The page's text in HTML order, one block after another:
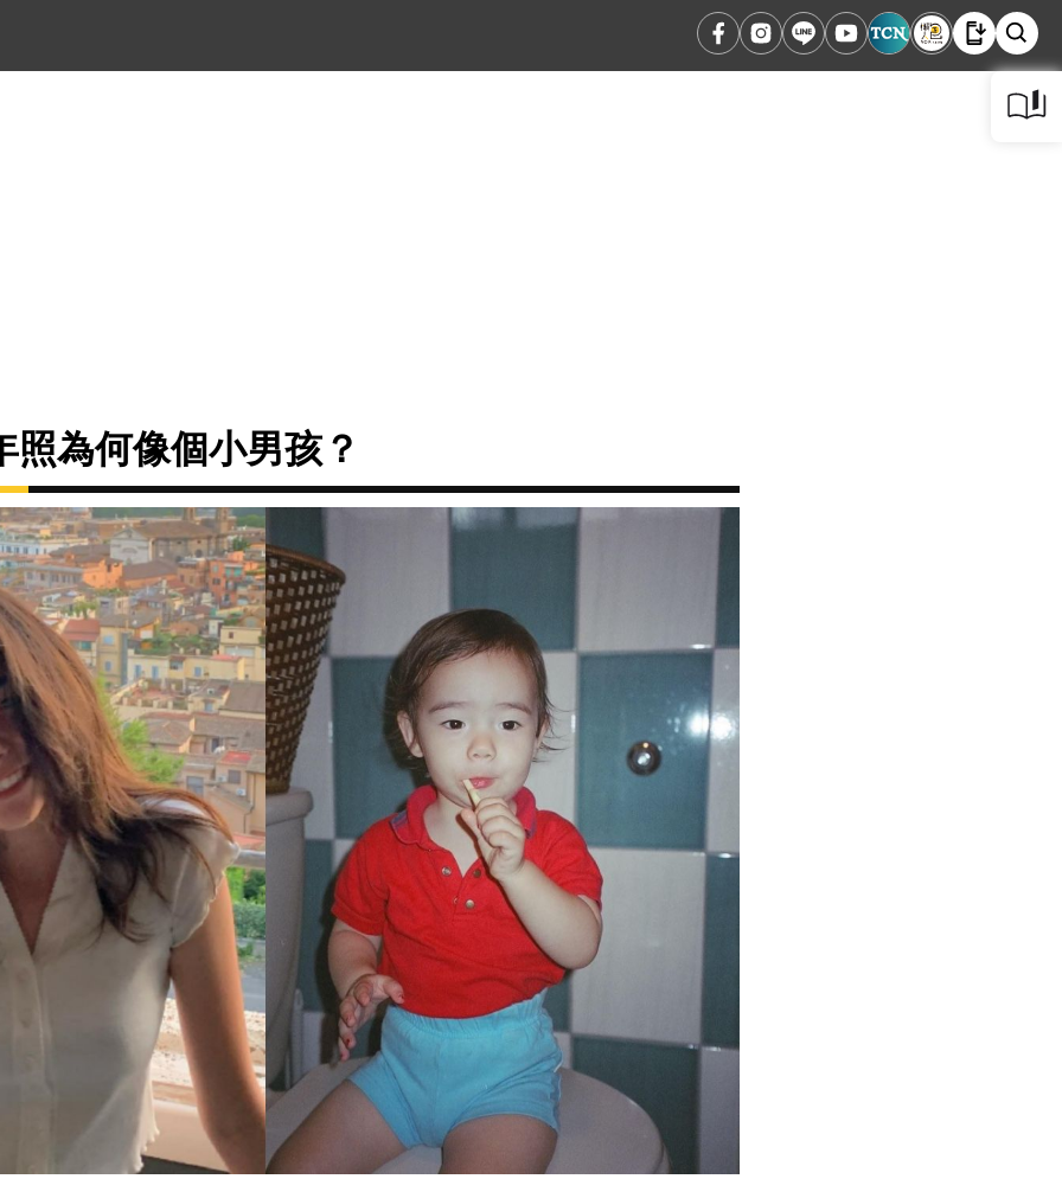
照為何像個小男孩？